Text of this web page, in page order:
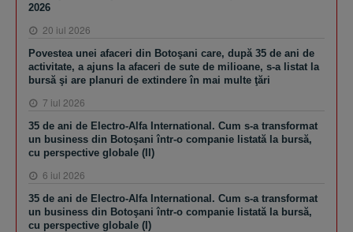
2026
20 iul 2026
Povestea unei afaceri din Botoşani care, după 35 de ani de
activitate, a ajuns la afaceri de sute de milioane, s-a listat la
bursă şi are planuri de extindere în mai multe ţări
7 iul 2026
35 de ani de Electro-Alfa International. Cum s-a transformat
un business din Botoşani într-o companie listată la bursă,
cu perspective globale (II)
6 iul 2026
35 de ani de Electro-Alfa International. Cum s-a transformat
un business din Botoşani într-o companie listată la bursă,
cu perspective globale (I)